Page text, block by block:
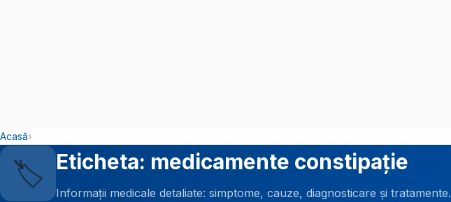
Acasă›
🏷️ Eticheta: medicamente constipație
Informații medicale detaliate: simptome, cauze, diagnosticare și tratamente.